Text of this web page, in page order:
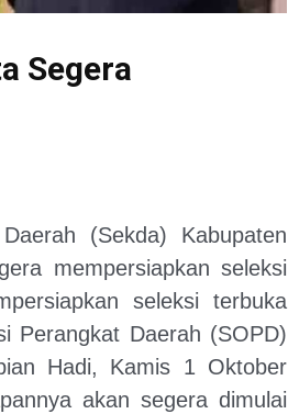
Segera
(Sekda) Kabupaten
mempersiapkan seleksi
seleksi terbuka
Perangkat Daerah (SOPD)
Hadi, Kamis 1 Oktober
akan segera dimulai